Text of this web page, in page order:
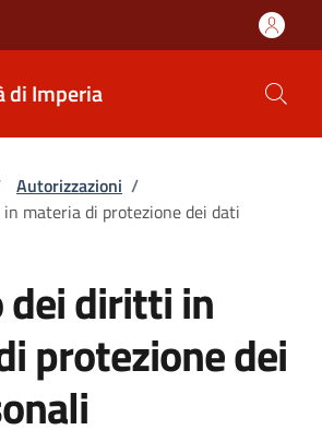
di Imperia
pane
Autorizzazioni /
materia di protezione dei dati
dei diritti in
protezione dei